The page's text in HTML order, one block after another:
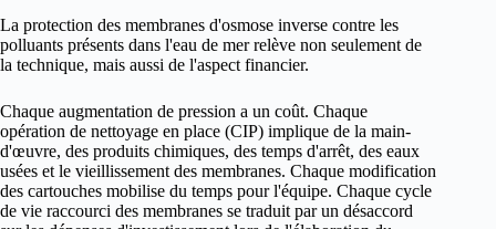
La protection des membranes d'osmose inverse contre les
polluants présents dans l'eau de mer relève non seulement de
la technique, mais aussi de l'aspect financier.
Chaque augmentation de pression a un coût. Chaque
opération de nettoyage en place (CIP) implique de la main-
d'œuvre, des produits chimiques, des temps d'arrêt, des eaux
usées et le vieillissement des membranes. Chaque modification
des cartouches mobilise du temps pour l'équipe. Chaque cycle
de vie raccourci des membranes se traduit par un désaccord